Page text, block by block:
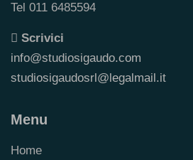
Tel 011 6485594
Scrivici
info@studiosigaudo.com
studiosigaudosrl@legalmail.it
Menu
Home